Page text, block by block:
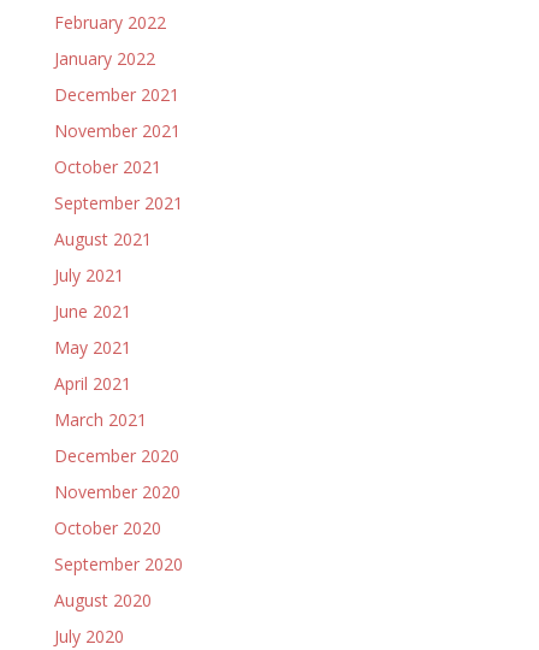
February 2022
January 2022
December 2021
November 2021
October 2021
September 2021
August 2021
July 2021
June 2021
May 2021
April 2021
March 2021
December 2020
November 2020
October 2020
September 2020
August 2020
July 2020